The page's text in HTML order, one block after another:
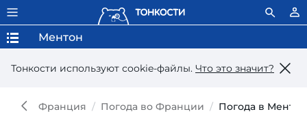
Тонкости используют сookie-файлы. Что это значит?
Ментон
Франция Погода во Франции Погода в